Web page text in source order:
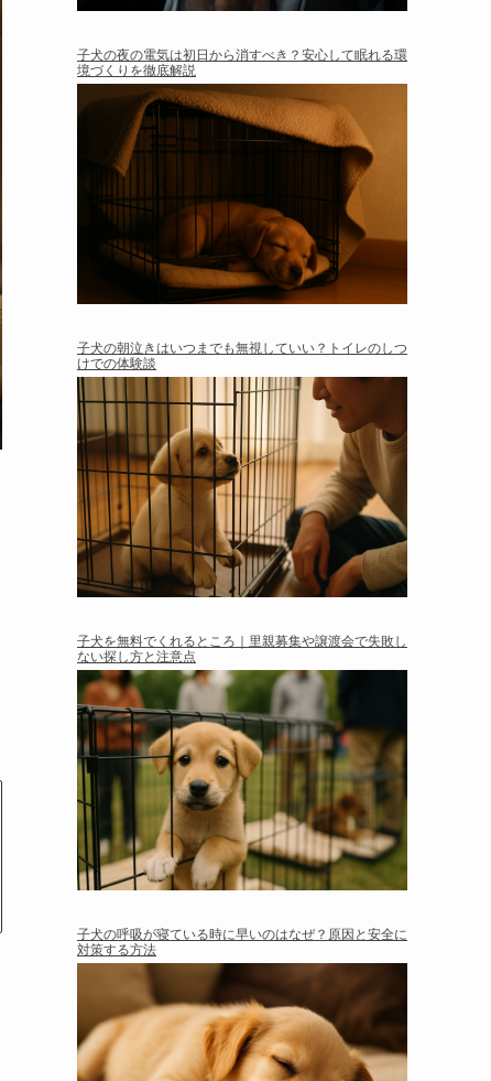
子犬の夜の電気は初日から消すべき？安心して眠れる環
境づくりを徹底解説
子犬の朝泣きはいつまでも無視していい？トイレのしつ
けでの体験談
子犬を無料でくれるところ｜里親募集や譲渡会で失敗し
ない探し方と注意点
子犬の呼吸が寝ている時に早いのはなぜ？原因と安全に
対策する方法